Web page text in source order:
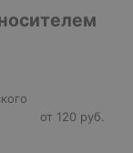
от 120 руб.